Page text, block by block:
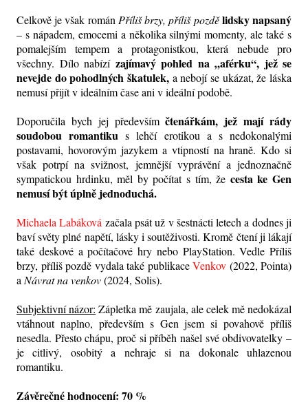
Celkově je však román Příliš brzy, příliš pozdělidsky napsaný
– s nápadem, emocemi a několika silnými momenty, ale také s
pomalejším tempem a protagonistkou, která nebude pro
všechny. Dílo nabízí zajímavý pohled na „aférku“, jež se
nevejde do pohodlných škatulek, a nebojí se ukázat, že láska
nemusí přijít v ideálním čase ani v ideální podobě.
Doporučila bych jej předevšímčtenářkám, jež mají rády
soudobou romantiku s lehčí erotikou a s nedokonalými
postavami, hovorovým jazykem a vtipností na hraně. Kdo si
však potrpí na svižnost, jemnější vyprávění a jednoznačně
sympatickou hrdinku, měl by počítat s tím, že cesta ke Gen
nemusí být úplně jednoduchá.
Michaela Labáková začala psát už v šestnácti letech a dodnes ji
baví světy plné napětí, lásky i soutěživosti. Kromě čtení ji lákají
také deskové a počítačové hry nebo PlayStation. Vedle Příliš
brzy, příliš pozdě vydala také publikaceVenkov (2022, Pointa)
a Návrat na venkov(2024, Solis).
Subjektivní názor: Zápletka mě zaujala, ale celek mě nedokázal
vtáhnout naplno, především s Gen jsem si povahově příliš
nesedla. Přesto chápu, proč si příběh našel své obdivovatelky –
je citlivý, osobitý a nehraje si na dokonale uhlazenou
romantiku.
Závěrečné hodnocení: 70 %